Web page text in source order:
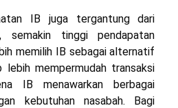
IB juga tergantung dari
semakin tinggi pendapatan
memilih IB sebagai alternatif
lebih mempermudah transaksi
IB menawarkan berbagai
kebutuhan nasabah. Bagi